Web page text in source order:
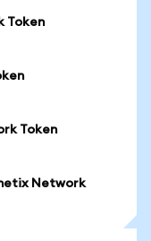
Token
Token
Network